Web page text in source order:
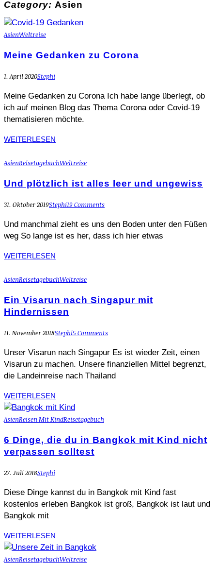
Category: Asien
AsienWeltreise
Meine Gedanken zu Corona
1. April 2020Stephi
Meine Gedanken zu Corona Ich habe lange überlegt, ob
ich auf meinen Blog das Thema Corona oder Covid-19
thematisieren möchte.
WEITERLESEN
AsienReisetagebuchWeltreise
Und plötzlich ist alles leer und ungewiss
31. Oktober 2019Stephi19 Comments
Und manchmal zieht es uns den Boden unter den Füßen
weg So lange ist es her, dass ich hier etwas
WEITERLESEN
AsienReisetagebuchWeltreise
Ein Visarun nach Singapur mit
Hindernissen
11. November 2018Stephi5 Comments
Unser Visarun nach Singapur Es ist wieder Zeit, einen
Visarun zu machen. Unsere finanziellen Mittel begrenzt,
die Landeinreise nach Thailand
WEITERLESEN
AsienReisen Mit KindReisetagebuch
6 Dinge, die du in Bangkok mit Kind nicht
verpassen solltest
27. Juli 2018Stephi
Diese Dinge kannst du in Bangkok mit Kind fast
kostenlos erleben Bangkok ist groß, Bangkok ist laut und
Bangkok mit
WEITERLESEN
AsienReisetagebuchWeltreise